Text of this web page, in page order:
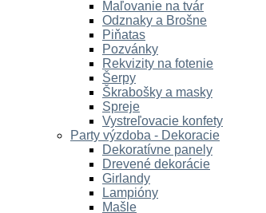
Maľovanie na tvár
Odznaky a Brošne
Piňatas
Pozvánky
Rekvizity na fotenie
Šerpy
Škrabošky a masky
Spreje
Vystreľovacie konfety
Party výzdoba - Dekoracie
Dekoratívne panely
Drevené dekorácie
Girlandy
Lampióny
Mašle